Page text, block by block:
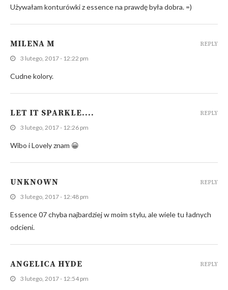
Używałam konturówki z essence na prawdę była dobra. =)
MILENA M
3 lutego, 2017 - 12:22 pm
Cudne kolory.
REPLY
LET IT SPARKLE....
3 lutego, 2017 - 12:26 pm
Wibo i Lovely znam 😀
REPLY
UNKNOWN
3 lutego, 2017 - 12:48 pm
Essence 07 chyba najbardziej w moim stylu, ale wiele tu ładnych
odcieni.
REPLY
ANGELICA HYDE
3 lutego, 2017 - 12:54 pm
REPLY